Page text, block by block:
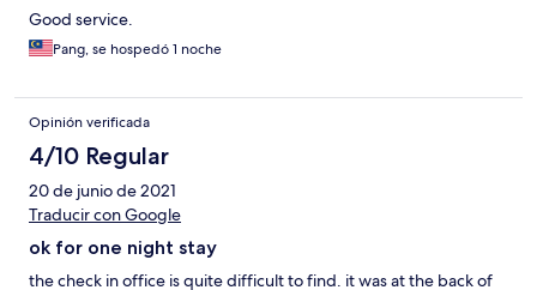
Good service.
Pang, se hospedó 1 noche
Opinión verificada
4/10 Regular
20 de junio de 2021
Traducir con Google
ok for one night stay
the check in office is quite difficult to find. it was at the back of